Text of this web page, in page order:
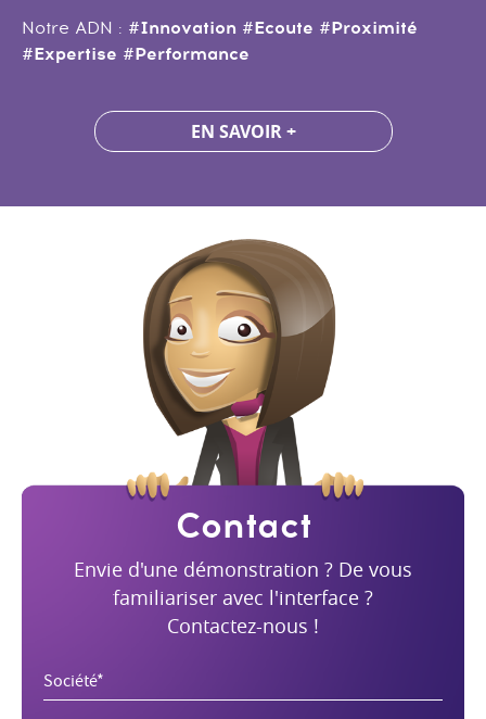
Notre ADN : #Innovation #Ecoute #Proximité
#Expertise #Performance
EN SAVOIR +
Contact
Envie d'une démonstration ? De vous
familiariser avec l'interface ?
Contactez-nous !